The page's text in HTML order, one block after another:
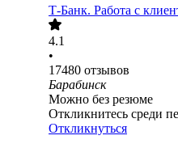
Т-Банк. Работа с
4.1
•
17480 отзывов
Барабинск
Можно без резюме
Откликнитесь среди
Откликнуться